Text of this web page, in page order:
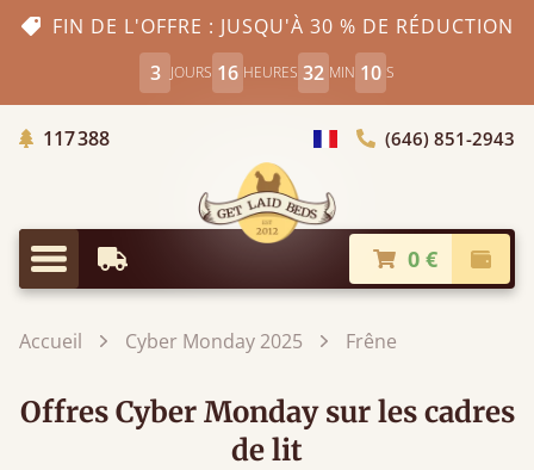
FIN DE L'OFFRE : JUSQU'À 30 % DE RÉDUCTION
3 JOURS 16 HEURES 32 MIN 9 S
117 388Arbres Plantés
Choisir le pays(646) 851-2943
Menu
Livraison à partir de 0 €
Accueil Cyber Monday 2025 Frêne
Offres Cyber Monday sur les cadres
de lit